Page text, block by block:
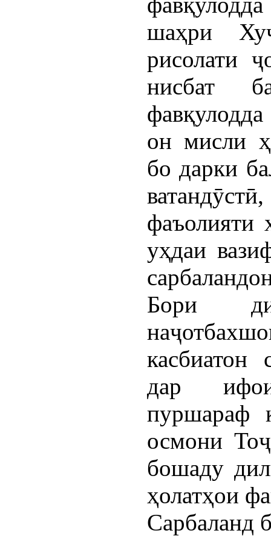
шаҳри
рисолати
нисбат
он мисли
бо дарки
фаъолияти
уҳдаи
Бори
касбиатон
дар
пуршараф
осмони
бошаду
ҳолатҳои
Сарбаланд